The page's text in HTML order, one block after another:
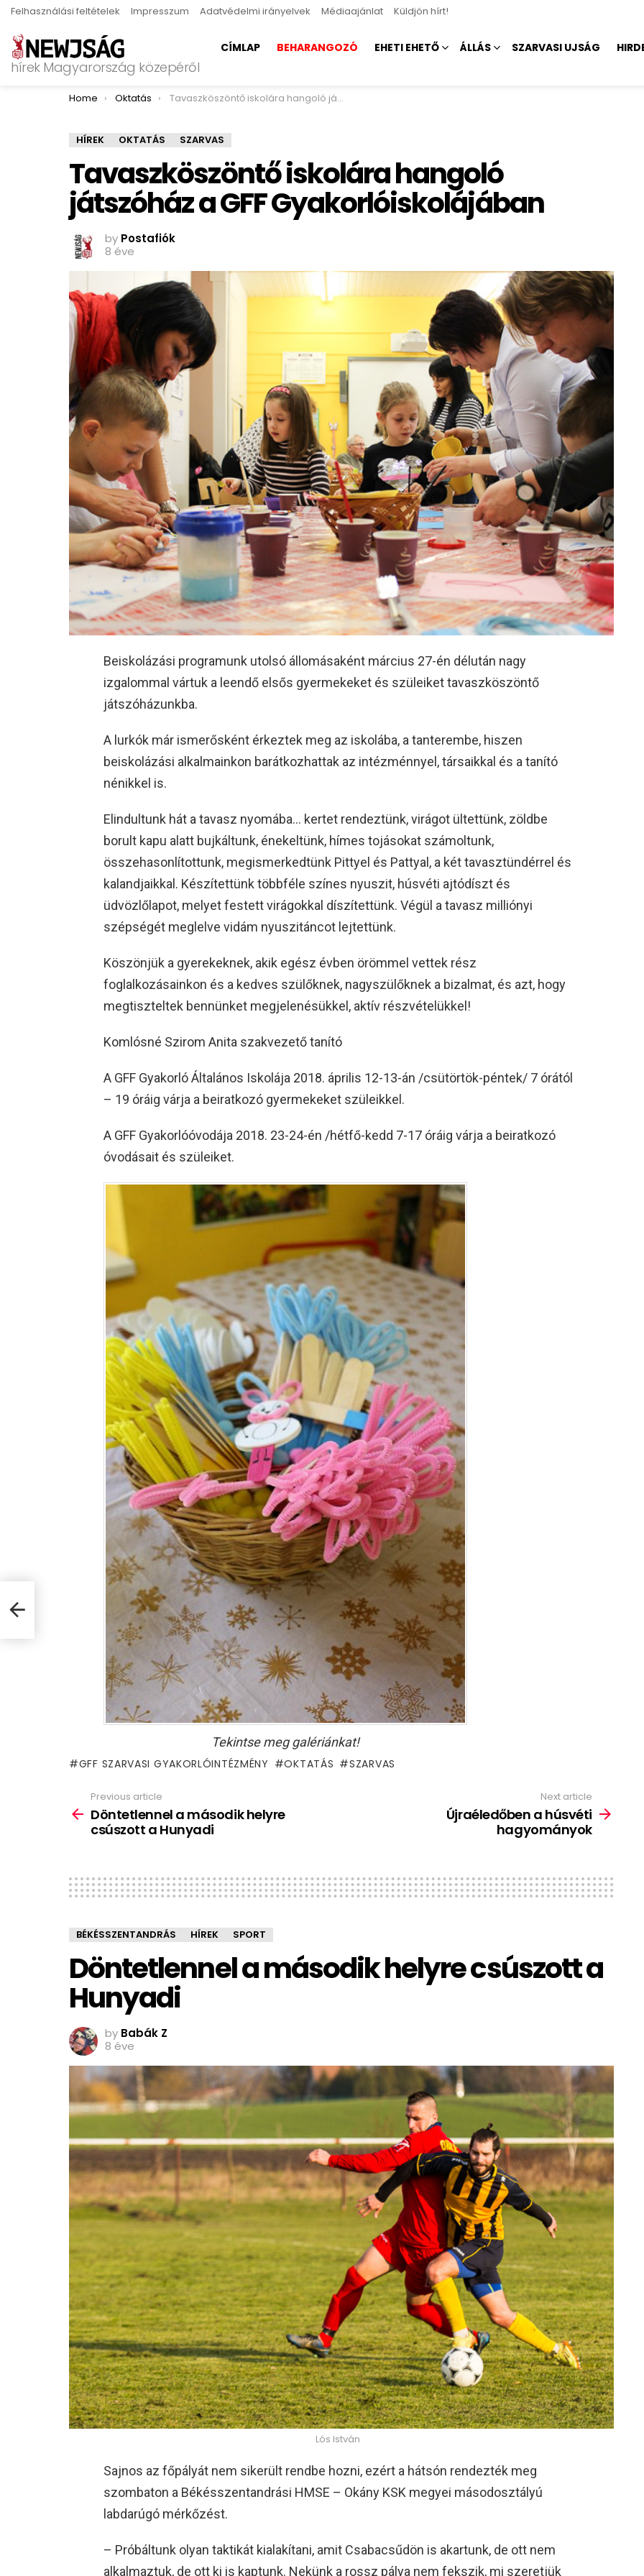
Felhasználási feltételek Impresszum Adatvédelmi irányelvek Médiaajánlat Küldjön hírt!
hírek Magyarország közepéről
CÍMLAP BEHARANGOZÓ EHETI EHETŐ ÁLLÁS SZARVASI UJSÁG
You are here:
Home Oktatás Tavaszköszöntő iskolára hangoló játszóház a GFF Gyakorlóiskolájában
HÍREK OKTATÁS SZARVAS
Tavaszköszöntő iskolára hangoló
játszóház a GFF Gyakorlóiskolájában
by Postafiók
8 éve
Beiskolázási programunk utolsó állomásaként március 27-én délután nagy
izgalommal vártuk a leendő elsős gyermekeket és szüleiket tavaszköszöntő
játszóházunkba.
A lurkók már ismerősként érkeztek meg az iskolába, a tanterembe, hiszen
beiskolázási alkalmainkon barátkozhattak az intézménnyel, társaikkal és a tanító
nénikkel is.
Elindultunk hát a tavasz nyomába… kertet rendeztünk, virágot ültettünk, zöldbe
borult kapu alatt bujkáltunk, énekeltünk, hímes tojásokat számoltunk,
összehasonlítottunk, megismerkedtünk Pittyel és Pattyal, a két tavasztündérrel és
kalandjaikkal. Készítettünk többféle színes nyuszit, húsvéti ajtódíszt és
üdvözlőlapot, melyet festett virágokkal díszítettünk. Végül a tavasz milliónyi
szépségét meglelve vidám nyuszitáncot lejtettünk.
Köszönjük a gyerekeknek, akik egész évben örömmel vettek rész
foglalkozásainkon és a kedves szülőknek, nagyszülőknek a bizalmat, és azt, hogy
megtiszteltek bennünket megjelenésükkel, aktív részvételükkel!
Komlósné Szirom Anita szakvezető tanító
A GFF Gyakorló Általános Iskolája 2018. április 12-13-án /csütörtök-péntek/ 7 órától
– 19 óráig várja a beiratkozó gyermekeket szüleikkel.
A GFF Gyakorlóóvodája 2018. 23-24-én /hétfő-kedd 7-17 óráig várja a beiratkozó
óvodásait és szüleiket.
Tekintse meg galériánkat!
GFF SZARVASI GYAKORLÓINTÉZMÉNY OKTATÁS SZARVAS
more
Previous article
Döntetlennel a második helyre
csúszott a Hunyadi
Next article
Újraéledőben a húsvéti
hagyományok
BÉKÉSSZENTANDRÁS HÍREK SPORT
Döntetlennel a második helyre csúszott a
Hunyadi
by Babák Z
8 éve
Lós István
Sajnos az főpályát nem sikerült rendbe hozni, ezért a hátsón rendezték meg
szombaton a Békésszentandrási HMSE – Okány KSK megyei másodosztályú
labdarúgó mérkőzést.
– Próbáltunk olyan taktikát kialakítani, amit Csabacsűdön is akartunk, de ott nem
alkalmaztuk, de ott ki is kaptunk. Nekünk a rossz pálya nem fekszik, mi szeretjük